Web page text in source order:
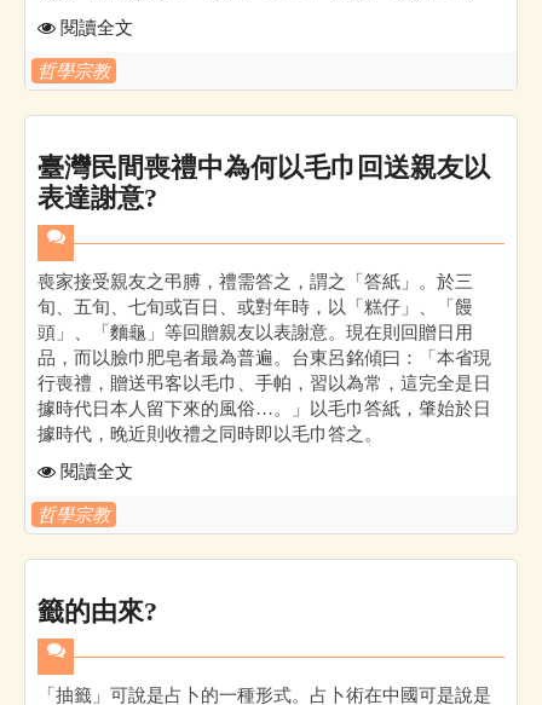
閱讀全文
哲學宗教
臺灣民間喪禮中為何以毛巾回送親友以
表達謝意?
喪家接受親友之弔膊，禮需答之，謂之「答紙」。於三
旬、五旬、七旬或百日、或對年時，以「糕仔」、「饅
頭」、「麵龜」等回贈親友以表謝意。現在則回贈日用
品，而以臉巾肥皂者最為普遍。台東呂銘傾曰：「本省現
行喪禮，贈送弔客以毛巾、手帕，習以為常，這完全是日
據時代日本人留下來的風俗…。」以毛巾答紙，肇始於日
據時代，晚近則收禮之同時即以毛巾答之。
閱讀全文
哲學宗教
籤的由來?
「抽籤」可說是占卜的一種形式。占卜術在中國可是說是